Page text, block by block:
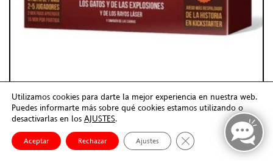
EXPLODING KITTENS
Utilizamos cookies para darte la mejor experiencia en nuestra web.
Puedes informarte más sobre qué cookies estamos utilizando o
desactivarlas en los AJUSTES.
Aceptar Rechazar Ajustes Cerrar el banner de